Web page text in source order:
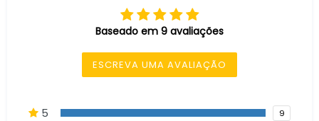
Baseado em 9 avaliações
ESCREVA UMA AVALIAÇÃO
5 9